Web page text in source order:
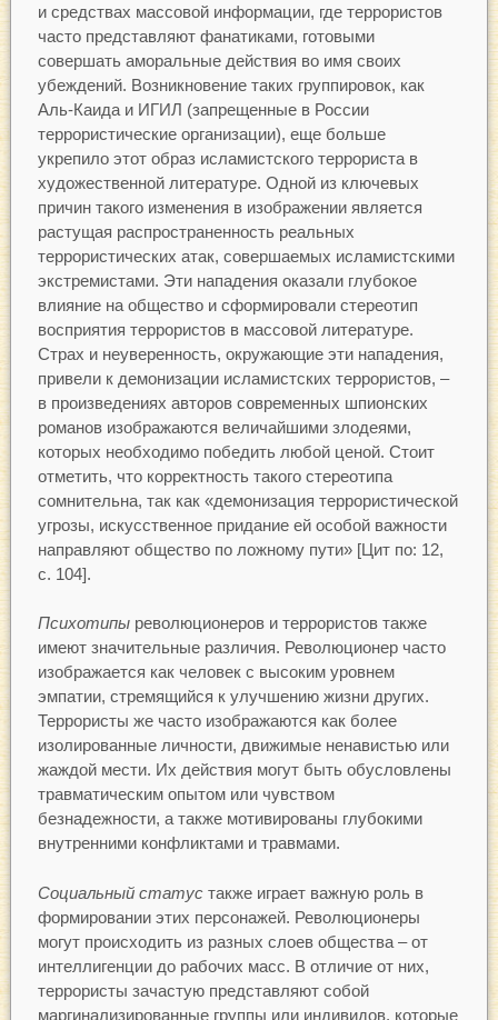
и средствах массовой информации, где террористов
часто представляют фанатиками, готовыми
совершать аморальные действия во имя своих
убеждений. Возникновение таких группировок, как
Аль-Каида и ИГИЛ (запрещенные в России
террористические организации), еще больше
укрепило этот образ исламистского террориста в
художественной литературе. Одной из ключевых
причин такого изменения в изображении является
растущая распространенность реальных
террористических атак, совершаемых исламистскими
экстремистами. Эти нападения оказали глубокое
влияние на общество и сформировали стереотип
восприятия террористов в массовой литературе.
Страх и неуверенность, окружающие эти нападения,
привели к демонизации исламистских террористов, –
в произведениях авторов современных шпионских
романов изображаются величайшими злодеями,
которых необходимо победить любой ценой. Стоит
отметить, что корректность такого стереотипа
сомнительна, так как «демонизация террористической
угрозы, искусственное придание ей особой важности
направляют общество по ложному пути» [Цит по: 12,
с. 104].
Психотипыреволюционеров и террористов также
имеют значительные различия. Революционер часто
изображается как человек с высоким уровнем
эмпатии, стремящийся к улучшению жизни других.
Террористы же часто изображаются как более
изолированные личности, движимые ненавистью или
жаждой мести. Их действия могут быть обусловлены
травматическим опытом или чувством
безнадежности, а также мотивированы глубокими
внутренними конфликтами и травмами.
Социальный статустакже играет важную роль в
формировании этих персонажей. Революционеры
могут происходить из разных слоев общества – от
интеллигенции до рабочих масс. В отличие от них,
террористы зачастую представляют собой
маргинализированные группы или индивидов, которые